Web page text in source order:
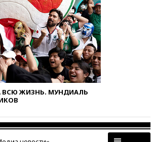
ЖИЗНЬ. МУНДИАЛЬ